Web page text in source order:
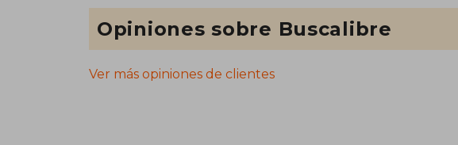
Opiniones sobre Buscalibre
Ver más opiniones de clientes